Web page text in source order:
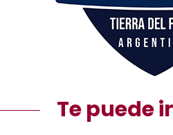
Te puede